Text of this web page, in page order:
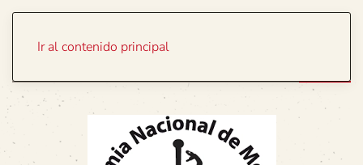
Ir al contenido principal